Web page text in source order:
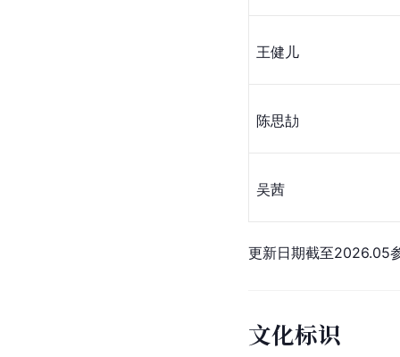
王健儿
陈思劼
吴茜
更新日期截至2026.05
文化标识